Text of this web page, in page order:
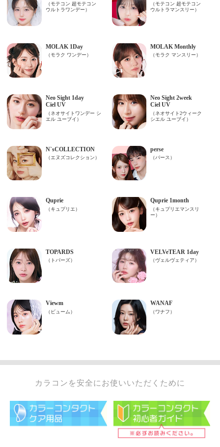
カラコンを安全にお使いいただくために